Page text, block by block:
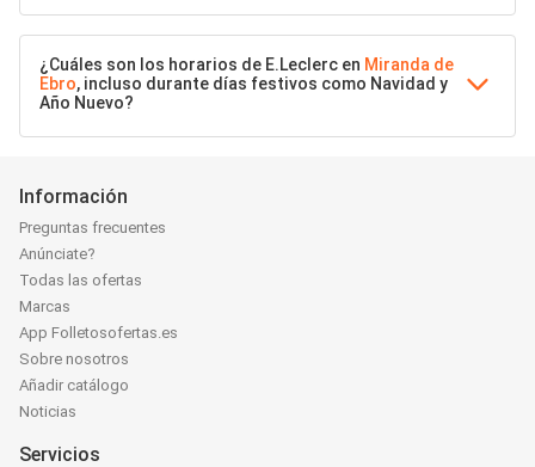
¿Cuáles son los horarios de E.Leclerc en Miranda de
Ebro, incluso durante días festivos como Navidad y
Año Nuevo?
Información
Preguntas frecuentes
Anúnciate?
Todas las ofertas
Marcas
App Folletosofertas.es
Sobre nosotros
Añadir catálogo
Noticias
Servicios